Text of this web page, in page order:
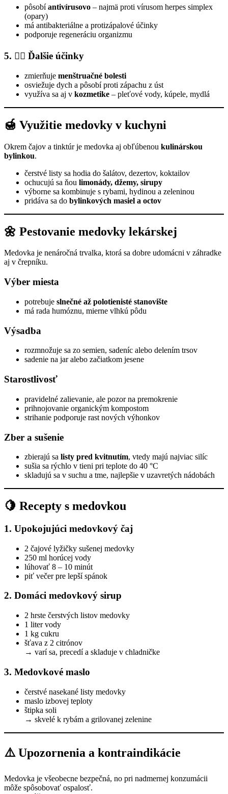
pôsobíantivírusovo – najmä proti vírusom herpes simplex
(opary)
má antibakteriálne a protizápalové účinky
podporuje regeneráciu organizmu
5. 👩‍⚕️ Ďalšie účinky
zmierňuje menštruačné bolesti
osviežuje dych a pôsobí proti zápachu z úst
využíva sa aj v kozmetike – pleťové vody, kúpele, mydlá
🍯 Využitie medovky v kuchyni
Okrem čajov a tinktúr je medovka aj obľúbenou kulinárskou
bylinkou.
čerstvé listy sa hodia do šalátov, dezertov, koktailov
ochucujú sa ňou limonády, džemy, sirupy
výborne sa kombinuje s rybami, hydinou a zeleninou
pridáva sa do bylinkových masiel a octov
🌼 Pestovanie medovky lekárskej
Medovka je nenáročná trvalka, ktorá sa dobre udomácni v záhradke
aj v črepníku.
Výber miesta
potrebuje slnečné až polotienisté stanovište
má rada humóznu, mierne vlhkú pôdu
Výsadba
rozmnožuje sa zo semien, sadeníc alebo delením trsov
sadenie na jar alebo začiatkom jesene
Starostlivosť
pravidelné zalievanie, ale pozor na premokrenie
prihnojovanie organickým kompostom
strihanie podporuje rast nových výhonkov
Zber a sušenie
zbierajú sa listy pred kvitnutím, vtedy majú najviac silíc
sušia sa rýchlo v tieni pri teplote do 40 °C
skladujú sa v suchu a tme, najlepšie v uzavretých nádobách
🍋 Recepty s medovkou
1. Upokojujúci medovkový čaj
2 čajové lyžičky sušenej medovky
250 ml horúcej vody
lúhovať 8 – 10 minút
piť večer pre lepší spánok
2. Domáci medovkový sirup
2 hrste čerstvých listov medovky
1 liter vody
1 kg cukru
šťava z 2 citrónov
→ varí sa, precedí a skladuje v chladničke
3. Medovkové maslo
čerstvé nasekané listy medovky
maslo izbovej teploty
štipka soli
→ skvelé k rybám a grilovanej zelenine
⚠️ Upozornenia a kontraindikácie
Medovka je všeobecne bezpečná, no pri nadmernej konzumácii
môže spôsobovať ospalosť.